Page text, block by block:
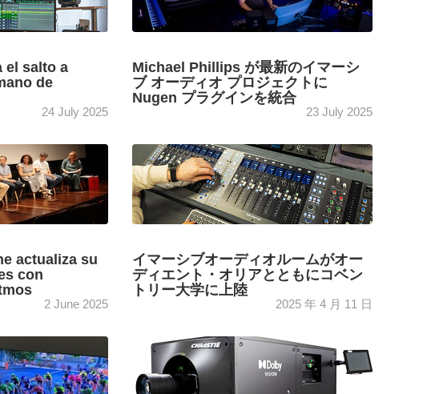
[+]
el salto a
de
24 July 2025
[+]
de Genelec
Atmos 7.1.4. de
un espacio que
Michael Phillips が最新のイマーシ
ブ オーディオ プロジェクトに
Nugen プラグインを統合
23 July 2025
El reconocido mezclador de regrabación y
compositor Michael Philips Keeley convierte
los plug-ins de Nugen Audio en un elemento
básico en sus flujos de ...
actualiza su
con
2 June 2025
su sala de
la
dotándola con
nueva mejora
イマーシブオーディオルームがオー
ディエント・オリアとともにコベン
トリー大学に上陸
2025 年 4 月 11 日
コベントリー大学 (英国) は、新しい部屋を
通じてイマーシブ オーディオの分野で学生
を訓練することを選択しました...